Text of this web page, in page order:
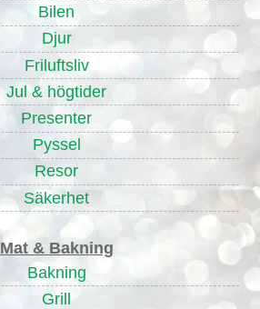
Bilen
Djur
Friluftsliv
Jul & högtider
Presenter
Pyssel
Resor
Säkerhet
Mat & Bakning
Bakning
Grill